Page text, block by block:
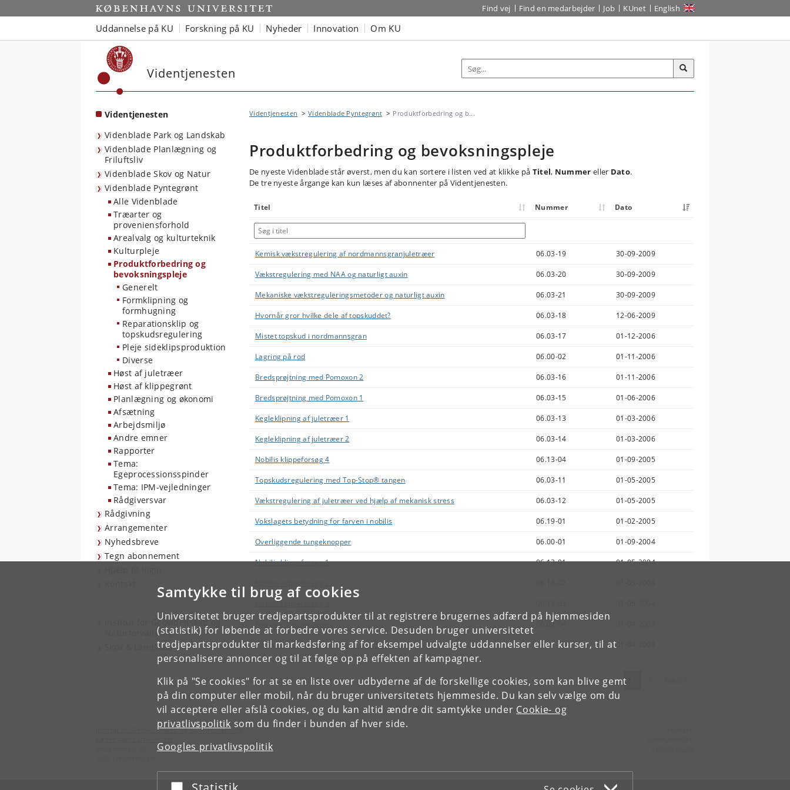
Samtykke til brug af cookies
Universitetet bruger tredjepartsprodukter til at registrere brugernes adfærd på hjemmesiden
(statistik) for løbende at forbedre vores service. Desuden bruger universitetet
tredjepartsprodukter til markedsføring af for eksempel udvalgte uddannelser eller kurser, til at
personalisere annoncer og til at følge op på effekten af kampagner.
Klik på "Se cookies" for at se en liste over udbyderne af de forskellige cookies, som kan blive gemt
på din computer eller mobil, når du bruger universitetets hjemmeside. Du kan selv vælge om du
vil acceptere eller afslå cookies, og du kan altid ændre dit samtykke under Cookie- og
privatlivspolitik som du finder i bunden af hver side.
Googles privatlivspolitik
Acceptér eller afslå
Start Find vej Find en medarbejder Job KUnet English
Uddannelse på KU Forskning på KU Nyheder Innovation Om KU
Videntjenesten
Videntjenesten
Videnblade Park og Landskab
Videnblade Planlægning og
Friluftsliv
Videnblade Skov og Natur
Videnblade Pyntegrønt
Alle Videnblade
Træarter og
proveniensforhold
Arealvalg og kulturteknik
Kulturpleje
Produktforbedring og
bevoksningspleje
Generelt
Formklipning og
formhugning
Reparationsklip og
topskudsregulering
Pleje sideklipsproduktion
Diverse
Høst af juletræer
Høst af klippegrønt
Planlægning og økonomi
Afsætning
Arbejdsmiljø
Andre emner
Rapporter
Tema:
Egeprocessionsspinder
Tema: IPM-vejledninger
Rådgiversvar
Rådgivning
Arrangementer
Nyhedsbreve
Tegn abonnement
Institut for Geovidenskab og
Naturforvaltning
Skov & Landskab
Videntjenesten Videnblade Pyntegrønt Produktforbedring og b...
Produktforbedring og bevoksningspleje
De nyeste Videnblade står øverst, men du kan sortere i listen ved at klikke på Titel, Nummer eller Dato.
De tre nyeste årgange kan kun læses af abonnenter på Videntjenesten.
Titel Nummer Dato
Kemisk vækstregulering af nordmannsgranjuletræer 06.03-19 30-09-2009
Vækstregulering med NAA og naturligt auxin 06.03-20 30-09-2009
Mekaniske vækstreguleringsmetoder og naturligt auxin 06.03-21 30-09-2009
Hvornår gror hvilke dele af topskuddet? 06.03-18 12-06-2009
Mistet topskud i nordmannsgran 06.03-17 01-12-2006
Lagring på rod 06.00-02 01-11-2006
Bredsprøjtning med Pomoxon 2 06.03-16 01-11-2006
Bredsprøjtning med Pomoxon 1 06.03-15 01-06-2006
Kegleklipning af juletræer 1 06.03-13 01-03-2006
Kegleklipning af juletræer 2 06.03-14 01-03-2006
Nobilis klippeforsøg 4 06.13-04 01-09-2005
Topskudsregulering med Top-Stop® tangen 06.03-11 01-05-2005
Vækstregulering af juletræer ved hjælp af mekanisk stress 06.03-12 01-05-2005
Vokslagets betydning for farven i nobilis 06.19-01 01-02-2005
Overliggende tungeknopper 06.00-01 01-09-2004
Nobilis klippeforsøg 1 06.13-01 01-05-2004
Nobilis klippeforsøg 3
Fire plus fire modellen 06.02-04
Fire plus fire modellen i praktisk udførelse 06.02-05 01-04-2003
Viser 1 til 20 af 33 linjer Forrige
Institut for Geovidenskab og Naturforvaltning